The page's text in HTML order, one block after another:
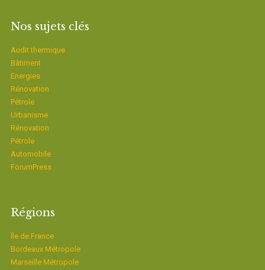
Nos sujets clés
Audit thermique
Bâtiment
Energies
Rénovation
Pétrole
Urbanisme
Rénovation
Pétrole
Automobile
ForumPress
Régions
Ïle de France
Bordeaux Métropole
Marseille Métropole